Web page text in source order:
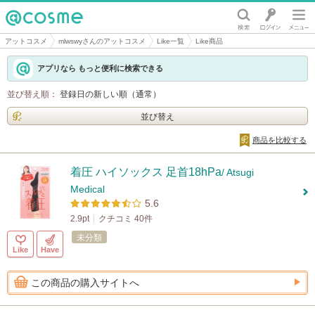
@cosme
アットコスメ mlwswyさんのアットコスメ Like一覧 Like商品
アプリなら もっと便利に検索できる
並び替え順： 登録日の新しい順（通常）
並び替え
商品を比較する
着圧 ハイソックス 足首18hPa/ Atsugi
Medical
5.6
2.9pt クチコミ 40件
Like Have
未分類
この商品の購入サイトへ